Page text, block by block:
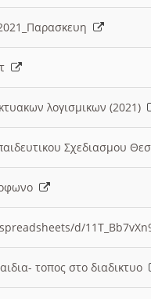
2021_Παρασκευη
λογισμικων (2021)
Σχεδιασμου
d/
τοπος στο διαδικτυο